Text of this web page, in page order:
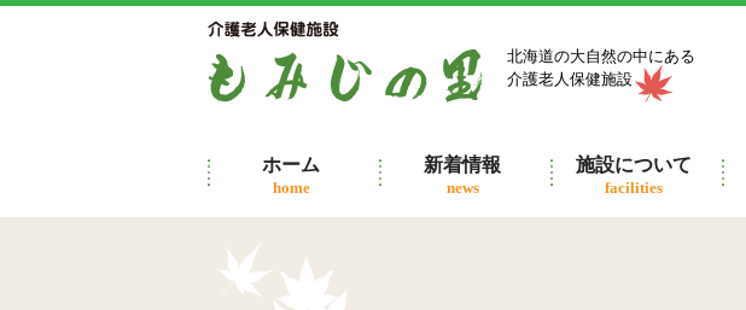
北海道の大自然の中にある
介護老人保健施設
ホーム
home
新着情報
news
施設について
facilities